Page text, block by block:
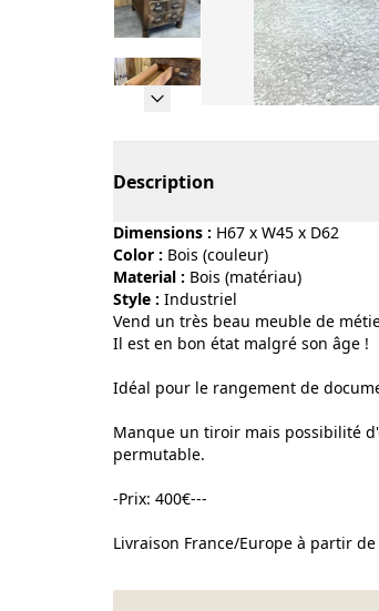
Description
Dimensions : H67 x W45 x D62
Color :
bois (couleur)
Material :
bois (matériau)
Style : industriel
Vend un très beau meuble de
Il est en bon état malgré son âge !
Idéal pour le rangement de
Manque un tiroir mais possibilité
permutable.
-Prix: 400€---
Livraison France/Europe à partir de